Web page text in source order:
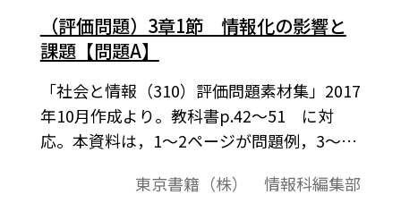
（評価問題）3章1節 情報化の影響と
課題【問題A】
「社会と情報（310）評価問題素材集」2017
年10月作成より。教科書p.42～51 に対
応。本資料は，1～2ページが問題例，3～4
評価問題の素材として，編集加工してご利
東京書籍（株） 情報科編集部